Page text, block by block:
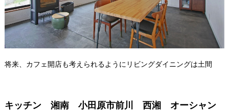
将来、カフェ開店も考えられるようにリビングダイニングは土間
キッチン 湘南 小田原市前川 西湘 オーシャン